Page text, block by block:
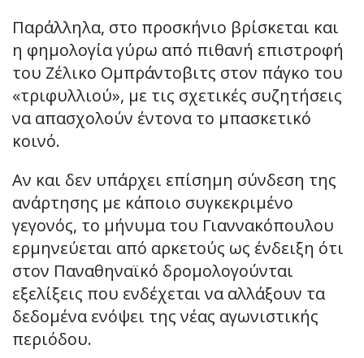
Παράλληλα, στο προσκήνιο βρίσκεται και
η φημολογία γύρω από πιθανή επιστροφή
του Ζέλικο Ομπράντοβιτς στον πάγκο του
«τριφυλλιού», με τις σχετικές συζητήσεις
να απασχολούν έντονα το μπασκετικό
κοινό.
Αν και δεν υπάρχει επίσημη σύνδεση της
ανάρτησης με κάποιο συγκεκριμένο
γεγονός, το μήνυμα του Γιαννακόπουλου
ερμηνεύεται από αρκετούς ως ένδειξη ότι
στον Παναθηναϊκό δρομολογούνται
εξελίξεις που ενδέχεται να αλλάξουν τα
δεδομένα ενόψει της νέας αγωνιστικής
περιόδου.